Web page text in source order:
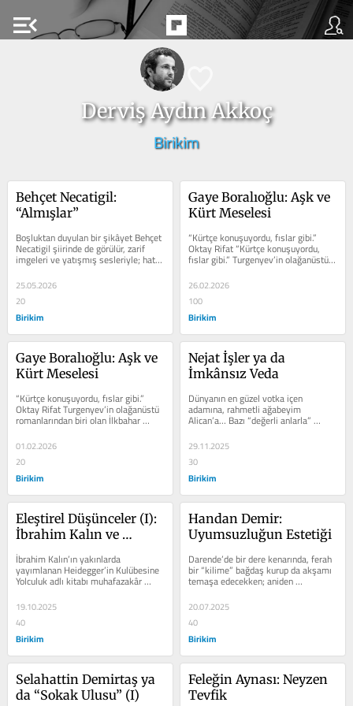
menu_open
Derviş Aydın Akkoç
Birikim
Behçet Necatigil:
“Almışlar”
Boşluktan duyulan bir şikâyet Behçet
Necatigil şiirinde de görülür, zarif
imgeleri ve yatışmış sesleriyle; hatta
bir tek onda vardır her...
25.05.2026
20
Birikim
Gaye Boralıoğlu: Aşk ve
Kürt Meselesi
“Kürtçe konuşuyordu, fıslar gibi.”
Oktay Rifat “Kürtçe konuşuyordu,
fıslar gibi.” Turgenyev’in olağanüstü
romanlarından biri...
26.02.2026
100
Birikim
Gaye Boralıoğlu: Aşk ve
Kürt Meselesi
“Kürtçe konuşuyordu, fıslar gibi.”
Oktay Rifat Turgenyev’in olağanüstü
romanlarından biri olan İlkbahar
01.02.2026
20
Birikim
Nejat İşler ya da
İmkânsız Veda
Dünyanın en güzel votka içen
adamına, rahmetli ağabeyim
Alican’a… Bazı “değerli anlarla”
karşılaştığında “teşekkür etmeyi...
29.11.2025
30
Birikim
Eleştirel Düşünceler (I):
İbrahim Kalın ve
Heidegger’in Kulübesi
İbrahim Kalın’ın yakınlarda
yayımlanan Heidegger’in Kulübesine
Yolculuk adlı kitabı muhafazakâr
19.10.2025
40
Birikim
Handan Demir:
Uyumsuzluğun Estetiği
Darende’de bir dere kenarında, ferah
bir “kilime” bağdaş kurup da akşamı
temaşa edecekken; aniden
büyükşehirde gözlerini açmış...
20.07.2025
40
Birikim
Selahattin Demirtaş ya
da “Sokak Ulusu” (I)
Feleğin Aynası: Neyzen
Tevfik